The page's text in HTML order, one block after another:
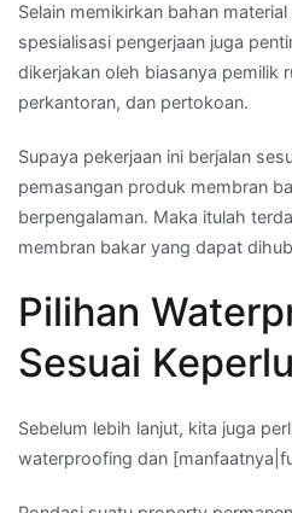
Selain memikirkan bahan
spesialisasi pengerjaan juga
dikerjakan oleh biasanya pemilik
perkantoran, dan pertokoan.
Supaya pekerjaan ini berjalan
pemasangan produk membran
berpengalaman. Maka itulah
membran bakar yang dapat
Pilihan
Sesuai
Sebelum lebih lanjut, kita juga
waterproofing dan